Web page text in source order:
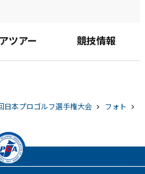
ツアー 競技情報
日本プロゴルフ選手権大会
フォト